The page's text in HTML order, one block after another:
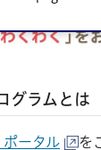
グラムとは
ポータル を